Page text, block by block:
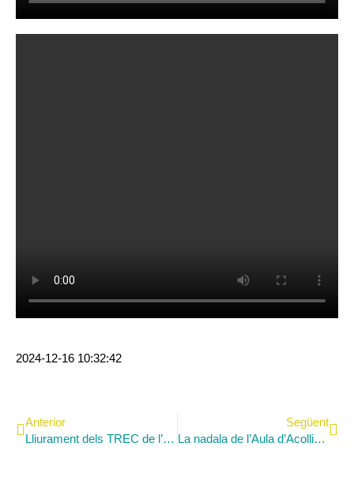
2024-12-16 10:32:42
Anterior
Lliurament dels TREC de l’alumnat de 2n de batxillerat
Següent
La nadala de l’Aula d’Acollida i el Dia Internacional del Migrant